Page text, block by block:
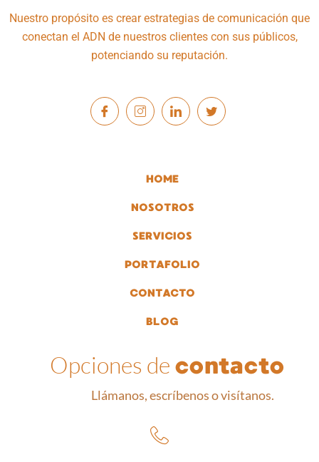
Nuestro propósito es crear estrategias de comunicación que
conectan el ADN de nuestros clientes con sus públicos,
potenciando su reputación.
HOME
NOSOTROS
SERVICIOS
PORTAFOLIO
CONTACTO
BLOG
Opciones de contacto
Llámanos, escríbenos o visítanos.